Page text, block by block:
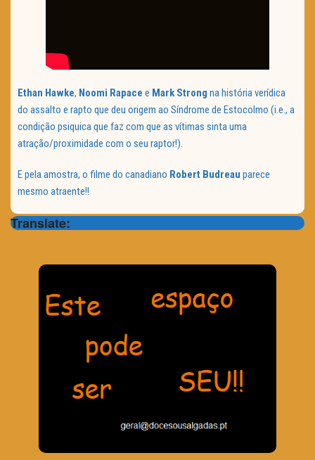
Ethan Hawke, Noomi Rapace e Mark Strong na história verídica
do assalto e rapto que deu origem ao Síndrome de Estocolmo (i.e., a
condição psiquica que faz com que as vítimas sinta uma
atração/proximidade com o seu raptor!).
E pela amostra, o filme do canadiano Robert Budreau parece
mesmo atraente!!
Translate: